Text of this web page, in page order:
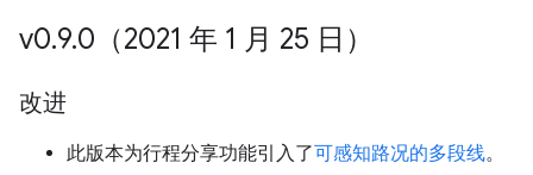
v0.9.0（2021 年 1 月 25 日）
改进
此版本为行程分享功能引入了可感知路况的多段线。